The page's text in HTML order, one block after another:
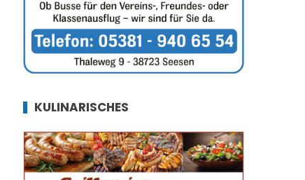
KULINARISCHES